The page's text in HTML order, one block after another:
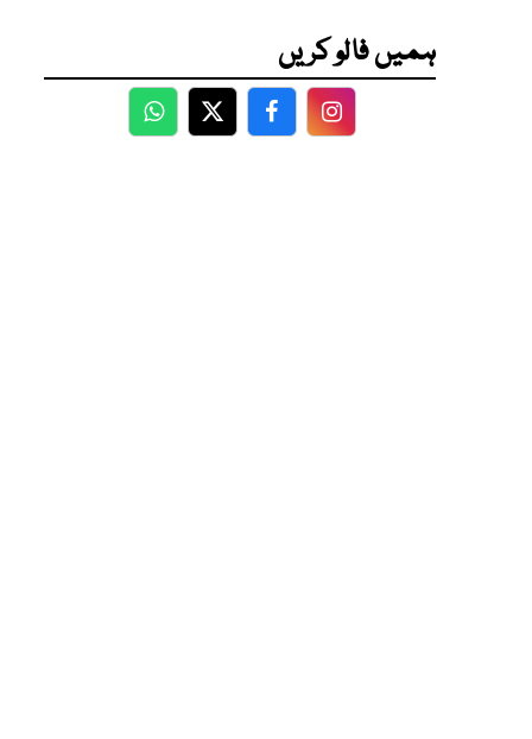
ہمیں فالو کریں
WhatsApp
TwitterFacebookFacebook